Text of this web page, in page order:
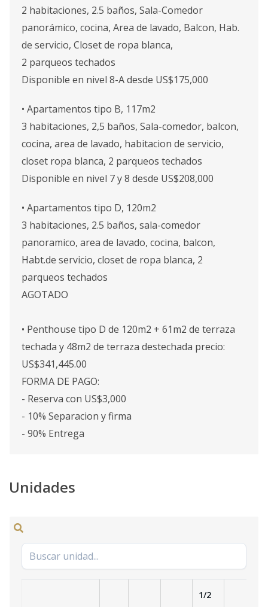
2 habitaciones, 2.5 baños, Sala-Comedor
panorámico, cocina, Area de lavado, Balcon, Hab.
de servicio, Closet de ropa blanca,
2 parqueos techados
Disponible en nivel 8-A desde US$175,000
• Apartamentos tipo B, 117m2
3 habitaciones, 2,5 baños, Sala-comedor, balcon,
cocina, area de lavado, habitacion de servicio,
closet ropa blanca, 2 parqueos techados
Disponible en nivel 7 y 8 desde US$208,000
• Apartamentos tipo D, 120m2
3 habitaciones, 2.5 baños, sala-comedor
panoramico, area de lavado, cocina, balcon,
Habt.de servicio, closet de ropa blanca, 2
parqueos techados
AGOTADO
• Penthouse tipo D de 120m2 + 61m2 de terraza
techada y 48m2 de terraza destechada precio:
US$341,445.00
FORMA DE PAGO:
- Reserva con US$3,000
️- 10% Separacion y firma
️- 90% Entrega
Unidades
1/2